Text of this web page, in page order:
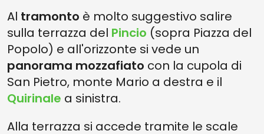
Al tramonto è molto suggestivo salire
sulla terrazza del Pincio (sopra Piazza del
Popolo) e all'orizzonte si vede un
panorama mozzafiato con la cupola di
San Pietro, monte Mario a destra e il
Quirinale a sinistra.
Alla terrazza si accede tramite le scale